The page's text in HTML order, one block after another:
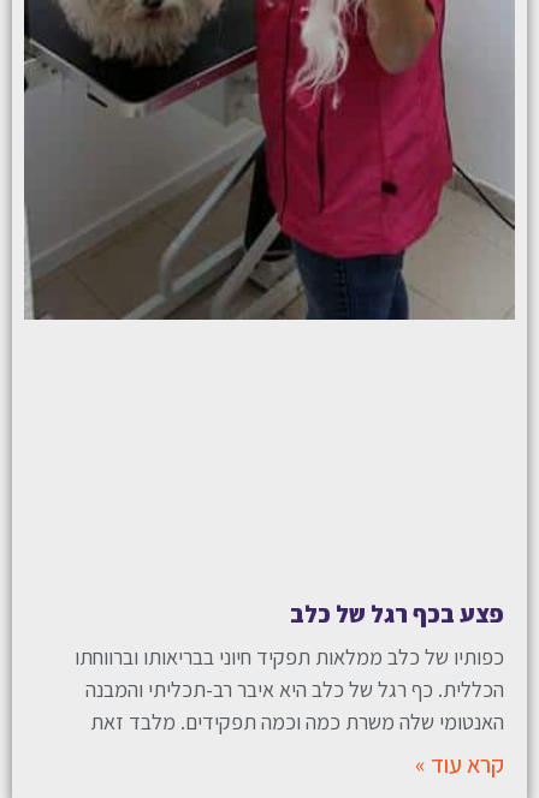
פצע בכף רגל של כלב
כפותיו של כלב ממלאות תפקיד חיוני בבריאותו וברווחתו
הכללית. כף רגל של כלב היא איבר רב-תכליתי והמבנה
האנטומי שלה משרת כמה וכמה תפקידים. מלבד זאת
קרא עוד »